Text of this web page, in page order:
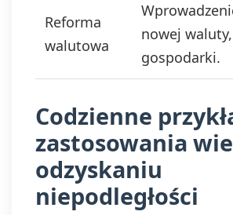
Twoje
momentu
danych,
prawo do
Reforma
walutowa
nowej
gospodarki.
Codzienne
zastosowania
odzyskaniu
niepodległości